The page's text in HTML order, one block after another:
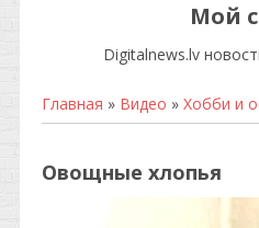
Мой
Digitalnews.lv
Главная » Видео » Хобби и
Овощные хлопья